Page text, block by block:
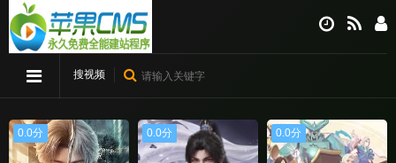
搜视频
0.0分 0.0分 0.0分